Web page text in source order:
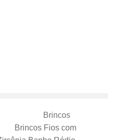
Brincos
Brincos Fios com